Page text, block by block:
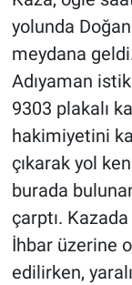
yolunda
meydana
Adıyaman
9303 plakalı
hakimiyetini
çıkarak yol
burada
çarptı.
İhbar üzerine
edilirken,